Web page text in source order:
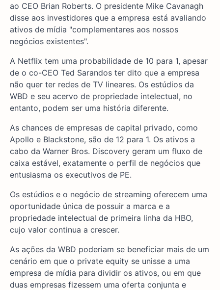
ao CEO Brian Roberts. O presidente Mike Cavanagh
disse aos investidores que a empresa está avaliando
ativos de mídia "complementares aos nossos
negócios existentes".
A Netflix tem uma probabilidade de 10 para 1, apesar
de o co-CEO Ted Sarandos ter dito que a empresa
não quer ter redes de TV lineares. Os estúdios da
WBD e seu acervo de propriedade intelectual, no
entanto, podem ser uma história diferente.
As chances de empresas de capital privado, como
Apollo e Blackstone, são de 12 para 1. Os ativos a
cabo da Warner Bros. Discovery geram um fluxo de
caixa estável, exatamente o perfil de negócios que
entusiasma os executivos de PE.
Os estúdios e o negócio de streaming oferecem uma
oportunidade única de possuir a marca e a
propriedade intelectual de primeira linha da HBO,
cujo valor continua a crescer.
As ações da WBD poderiam se beneficiar mais de um
cenário em que o private equity se unisse a uma
empresa de mídia para dividir os ativos, ou em que
duas empresas fizessem uma oferta conjunta e